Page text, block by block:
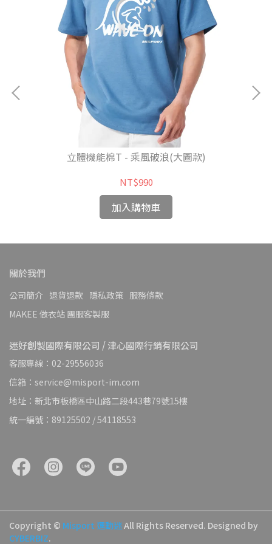
立體機能棉T - 乘風破浪(大圖款)
NT$990
加入購物車
關於我們
公司簡介 退貨退款 隱私政策 服務條款
MAKEE 做衣站 團服客製服
迷好創製國際有限公司 / 津心國際行銷有限公司
客服專線：02-29556036
信箱：service@misport-im.com
地址：新北市板橋區中山路二段443巷79號15樓
統一編號：89125502 / 54118553
Copyright © Misport 運動迷All Rights Reserved. Designed by
CYBERBIZ.